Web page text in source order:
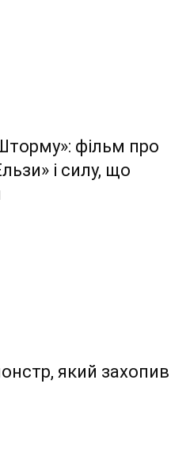
фільм про
і силу, що
який захопив